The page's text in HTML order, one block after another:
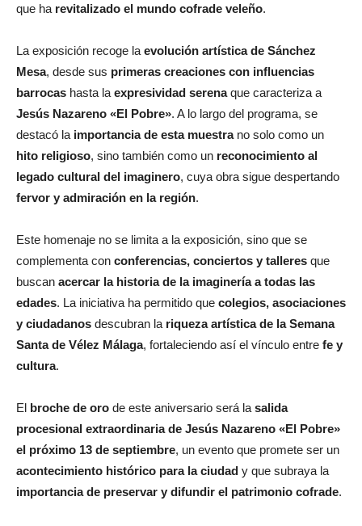
que ha revitalizado el mundo cofrade veleño.
La exposición recoge la evolución artística de Sánchez
Mesa, desde sus primeras creaciones con influencias
barrocas hasta la expresividad serenaque caracteriza a
Jesús Nazareno «El Pobre». A lo largo del programa, se
destacó la importancia de esta muestrano solo como un
hito religioso, sino también como un reconocimiento al
legado cultural del imaginero, cuya obra sigue despertando
fervor y admiración en la región.
Este homenaje no se limita a la exposición, sino que se
complementa con conferencias, conciertos y talleres que
buscan acercar la historia de la imaginería a todas las
edades. La iniciativa ha permitido que colegios, asociaciones
y ciudadanos descubran la riqueza artística de la Semana
Santa de Vélez Málaga, fortaleciendo así el vínculo entre fe y
cultura.
El broche de oro de este aniversario será la salida
procesional extraordinaria de Jesús Nazareno «El Pobre»
el próximo 13 de septiembre, un evento que promete ser un
acontecimiento histórico para la ciudad y que subraya la
importancia de preservar y difundir el patrimonio cofrade.